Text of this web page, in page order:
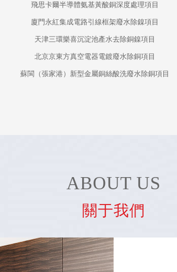
飛思卡爾半導體氨基黃酸銅深度處理項目
廈門永紅集成電路引線框架廢水除鎳項目
天津三環樂喜沉淀池產水去除銅鎳項目
北京京東方真空電器電鍍廢水除銅項目
蘇閩（張家港）新型金屬銅絲酸洗廢水除銅項目
ABOUT US
關于我們